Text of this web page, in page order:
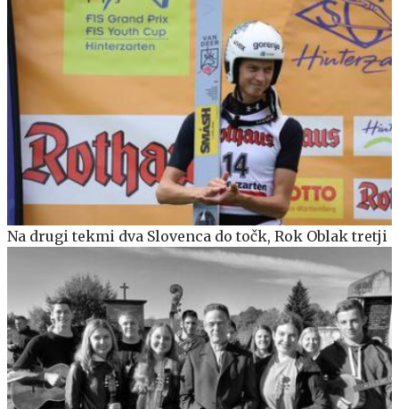
Na drugi tekmi dva Slovenca do točk, Rok Oblak tretji